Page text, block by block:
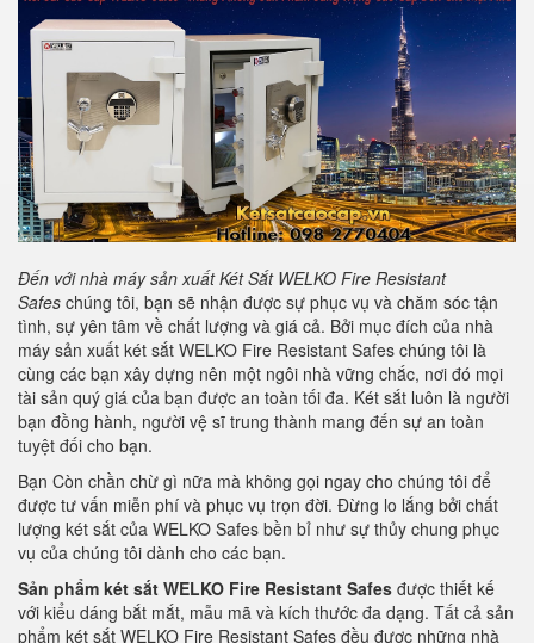
Đến với nhà máy sản xuất Két Sắt WELKO Fire Resistant
Safes chúng tôi, bạn sẽ nhận được sự phục vụ và chăm sóc tận
tình, sự yên tâm về chất lượng và giá cả. Bởi mục đích của nhà
máy sản xuất két sắt WELKO Fire Resistant Safes chúng tôi là
cùng các bạn xây dựng nên một ngôi nhà vững chắc, nơi đó mọi
tài sản quý giá của bạn được an toàn tối đa. Két sắt luôn là người
bạn đồng hành, người vệ sĩ trung thành mang đến sự an toàn
tuyệt đối cho bạn.
Bạn Còn chần chừ gì nữa mà không gọi ngay cho chúng tôi để
được tư vấn miễn phí và phục vụ trọn đời. Đừng lo lắng bởi chất
lượng két sắt của WELKO Safes bền bỉ như sự thủy chung phục
vụ của chúng tôi dành cho các bạn.
Sản phẩm két sắt WELKO Fire Resistant Safes được thiết kế
với kiểu dáng bắt mắt, mẫu mã và kích thước đa dạng. Tất cả sản
phẩm két sắt WELKO Fire Resistant Safes đều được những nhà